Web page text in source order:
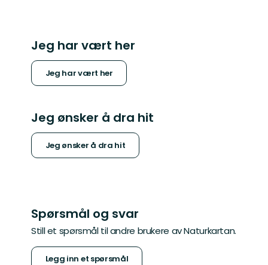
Jeg har vært her
Jeg har vært her
Jeg ønsker å dra hit
Jeg ønsker å dra hit
Spørsmål og svar
Still et spørsmål til andre brukere av Naturkartan.
Legg inn et spørsmål